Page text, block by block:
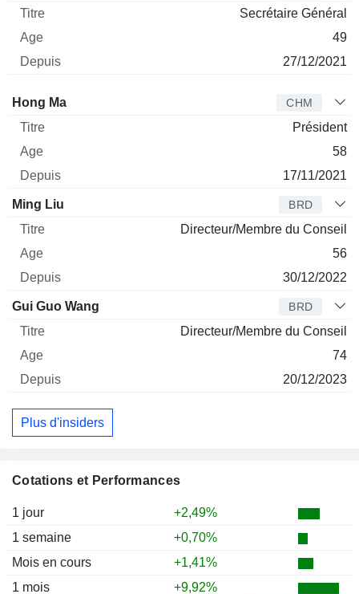
Cotations et Performances
1 jour
+2,49%
1 semaine
+0,70%
Mois en cours
+1,41%
1 mois
+9,92%
Secrétaire Général
49
27/12/2021
Administrateur
Hong Ma CHM
Président
58
17/11/2021
Ming Liu BRD
Directeur/Membre du Conseil
56
30/12/2022
Gui Guo Wang BRD
Directeur/Membre du Conseil
74
20/12/2023
Plus d'insiders